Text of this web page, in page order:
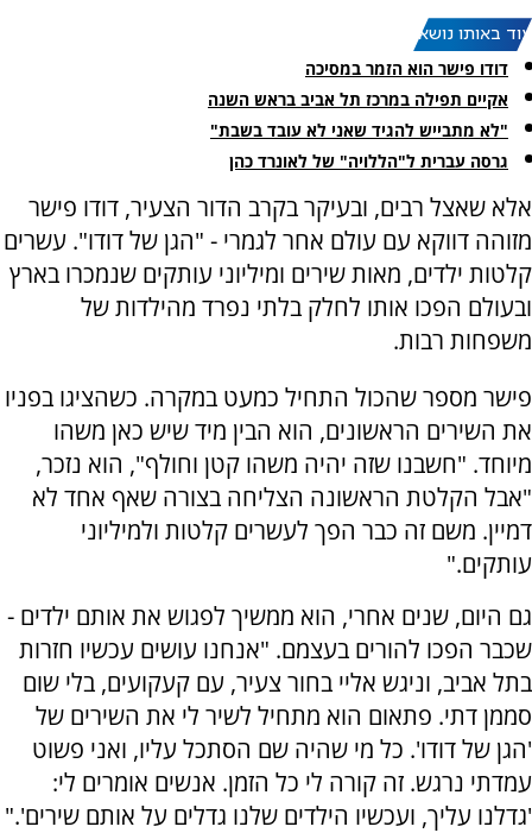
עוד באותו נושא:
דודו פישר הוא הזמר במסיכה
אקיים תפילה במרכז תל אביב בראש השנה
"לא מתבייש להגיד שאני לא עובד בשבת"
גרסה עברית ל"הללויה" של לאונרד כהן
אלא שאצל רבים, ובעיקר בקרב הדור הצעיר, דודו פישר
מזוהה דווקא עם עולם אחר לגמרי - "הגן של דודו". עשרים
קלטות ילדים, מאות שירים ומיליוני עותקים שנמכרו בארץ
ובעולם הפכו אותו לחלק בלתי נפרד מהילדות של
משפחות רבות.
פישר מספר שהכול התחיל כמעט במקרה. כשהציגו בפניו
את השירים הראשונים, הוא הבין מיד שיש כאן משהו
מיוחד. "חשבנו שזה יהיה משהו קטן וחולף", הוא נזכר,
"אבל הקלטת הראשונה הצליחה בצורה שאף אחד לא
דמיין. משם זה כבר הפך לעשרים קלטות ולמיליוני
עותקים."
גם היום, שנים אחרי, הוא ממשיך לפגוש את אותם ילדים -
שכבר הפכו להורים בעצמם. "אנחנו עושים עכשיו חזרות
בתל אביב, וניגש אליי בחור צעיר, עם קעקועים, בלי שום
סממן דתי. פתאום הוא מתחיל לשיר לי את השירים של
'הגן של דודו'. כל מי שהיה שם הסתכל עליו, ואני פשוט
עמדתי נרגש. זה קורה לי כל הזמן. אנשים אומרים לי:
'גדלנו עליך, ועכשיו הילדים שלנו גדלים על אותם שירים'."